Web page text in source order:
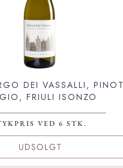
DEI VASSALLI, PINOT
FRIULI ISONZO
VED 6 STK.
UDSOLGT